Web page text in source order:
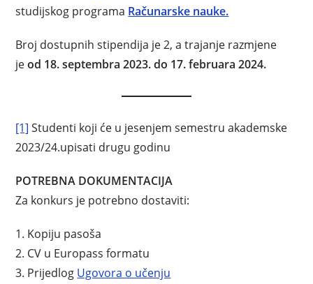
studijskog programa Računarske nauke.
Broj dostupnih stipendija je 2, a trajanje razmjene
jeod 18. septembra 2023. do 17. februara 2024.
[1] Studenti koji će u jesenjem semestru akademske
2023/24.upisati drugu godinu
POTREBNA DOKUMENTACIJA
Za konkurs je potrebno dostaviti:
1. Kopiju pasoša
2. CV u Europass formatu
3. Prijedlog Ugovora o učenju